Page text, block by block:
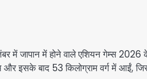
में जापान में होने वाले एशियन गेम्स 2026
और इसके बाद 53 किलोग्राम वर्ग में आईं,